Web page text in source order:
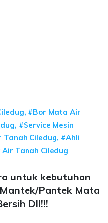
#Bor Mata Air
#Service Mesin
Tanah Ciledug, #Ahli
Tanah Ciledug
untuk kebutuhan
Pantek Mata
Dll!!!